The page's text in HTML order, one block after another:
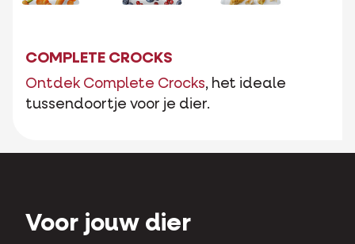
COMPLETE CROCKS
Ontdek Complete Crocks, het ideale
tussendoortje voor je dier.
Voor jouw dier